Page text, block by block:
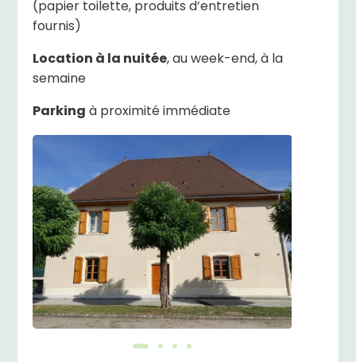
(papier toilette, produits d’entretien
fournis)
Location à la nuitée, au week-end, à la
semaine
Parking à proximité immédiate